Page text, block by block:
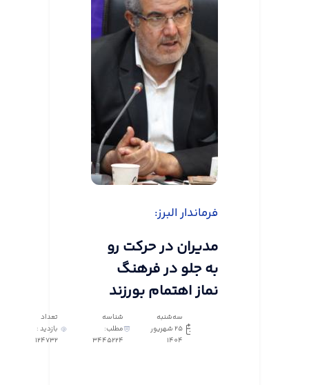
فرماندار البرز:
مدیران در حرکت رو
به جلو در فرهنگ
نماز اهتمام بورزند
سه‌شنبه
25 شهریور
1404
شناسه
مطلب:
3445224
تعداد
بازدید :
124732